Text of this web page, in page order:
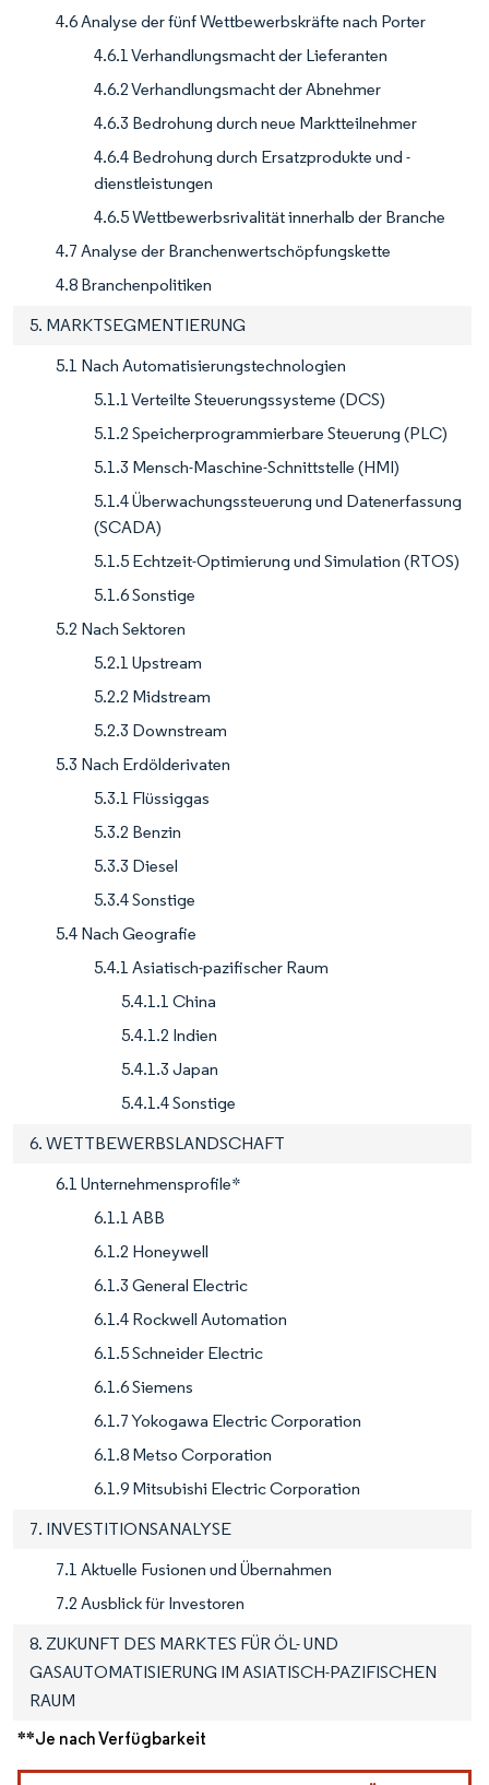
4.6 Analyse der fünf Wettbewerbskräfte nach Porter
4.6.1 Verhandlungsmacht der Lieferanten
4.6.2 Verhandlungsmacht der Abnehmer
4.6.3 Bedrohung durch neue Marktteilnehmer
4.6.4 Bedrohung durch Ersatzprodukte und -
dienstleistungen
4.6.5 Wettbewerbsrivalität innerhalb der Branche
4.7 Analyse der Branchenwertschöpfungskette
4.8 Branchenpolitiken
5. MARKTSEGMENTIERUNG
5.1 Nach Automatisierungstechnologien
5.1.1 Verteilte Steuerungssysteme (DCS)
5.1.2 Speicherprogrammierbare Steuerung (PLC)
5.1.3 Mensch-Maschine-Schnittstelle (HMI)
5.1.4 Überwachungssteuerung und Datenerfassung
(SCADA)
5.1.5 Echtzeit-Optimierung und Simulation (RTOS)
5.1.6 Sonstige
5.2 Nach Sektoren
5.2.1 Upstream
5.2.2 Midstream
5.2.3 Downstream
5.3 Nach Erdölderivaten
5.3.1 Flüssiggas
5.3.2 Benzin
5.3.3 Diesel
5.3.4 Sonstige
5.4 Nach Geografie
5.4.1 Asiatisch-pazifischer Raum
5.4.1.1 China
5.4.1.2 Indien
5.4.1.3 Japan
5.4.1.4 Sonstige
6. WETTBEWERBSLANDSCHAFT
6.1 Unternehmensprofile*
6.1.1 ABB
6.1.2 Honeywell
6.1.3 General Electric
6.1.4 Rockwell Automation
6.1.5 Schneider Electric
6.1.6 Siemens
6.1.7 Yokogawa Electric Corporation
6.1.8 Metso Corporation
6.1.9 Mitsubishi Electric Corporation
7. INVESTITIONSANALYSE
7.1 Aktuelle Fusionen und Übernahmen
7.2 Ausblick für Investoren
8. ZUKUNFT DES MARKTES FÜR ÖL- UND
GASAUTOMATISIERUNG IM ASIATISCH-PAZIFISCHEN
RAUM
**Je nach Verfügbarkeit